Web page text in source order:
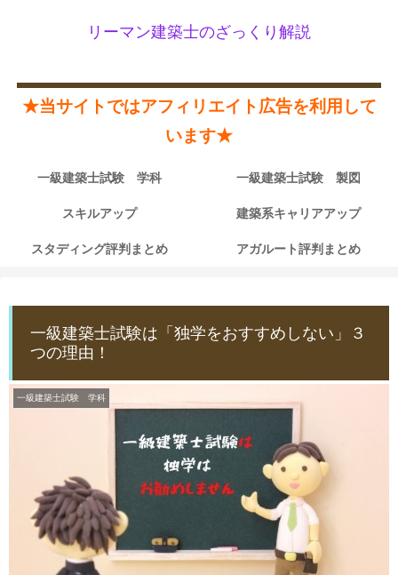
リーマン建築士のざっくり解説
★当サイトではアフィリエイト広告を利用して
います★
一級建築士試験 学科 一級建築士試験 製図
スキルアップ 建築系キャリアアップ
スタディング評判まとめ アガルート評判まとめ
一級建築士試験は「独学をおすすめしない」３
つの理由！
一級建築士試験 学科